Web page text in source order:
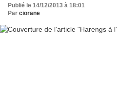
Publié le 14/12/2013 à 18:01
Par ciorane